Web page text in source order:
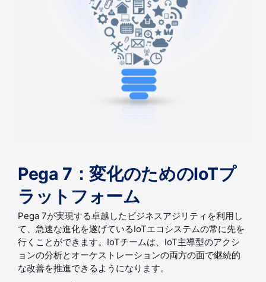
Pega 7：変化のためのIoTプ
ラットフォーム
Pega 7が実現する卓越したビジネスアジリティを利用し
て、急速な進化を遂げているIoTエコシステムの常に先を
行くことができます。IoTチームは、IoT主導型のアクシ
ョンの分析とオーケストレーションの両方の面で継続的
な改善を推進できるようになります。